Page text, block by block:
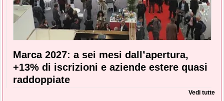
Marca 2027: a sei mesi dall’apertura,
+13% di iscrizioni e aziende estere quasi
raddoppiate
Vedi tutte